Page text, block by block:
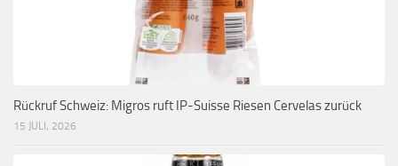
Rückruf Schweiz: Migros ruft IP-Suisse Riesen Cervelas zurück
15 JULI, 2026